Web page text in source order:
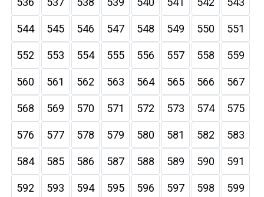
544 545 546 547 548 549 550 551
552 553 554 555 556 557 558 559
560 561 562 563 564 565 566 567
568 569 570 571 572 573 574 575
576 577 578 579 580 581 582 583
584 585 586 587 588 589 590 591
592 593 594 595 596 597 598 599